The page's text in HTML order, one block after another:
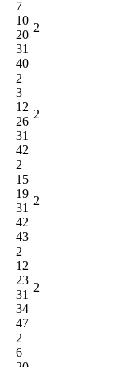
7
10
20
31
40
2
2
3
12
26
31
42
2
2
15
19
31
42
43
2
2
12
23
31
34
47
2
2
6